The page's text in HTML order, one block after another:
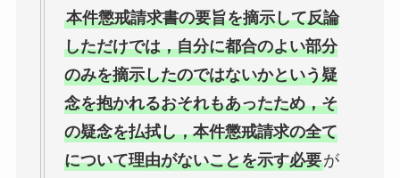
本件懲戒請求書の要旨を摘示して反論
しただけでは，自分に都合のよい部分
のみを摘示したのではないかという疑
念を抱かれるおそれもあったため，そ
の疑念を払拭し，本件懲戒請求の全て
について理由がないことを示す必要が